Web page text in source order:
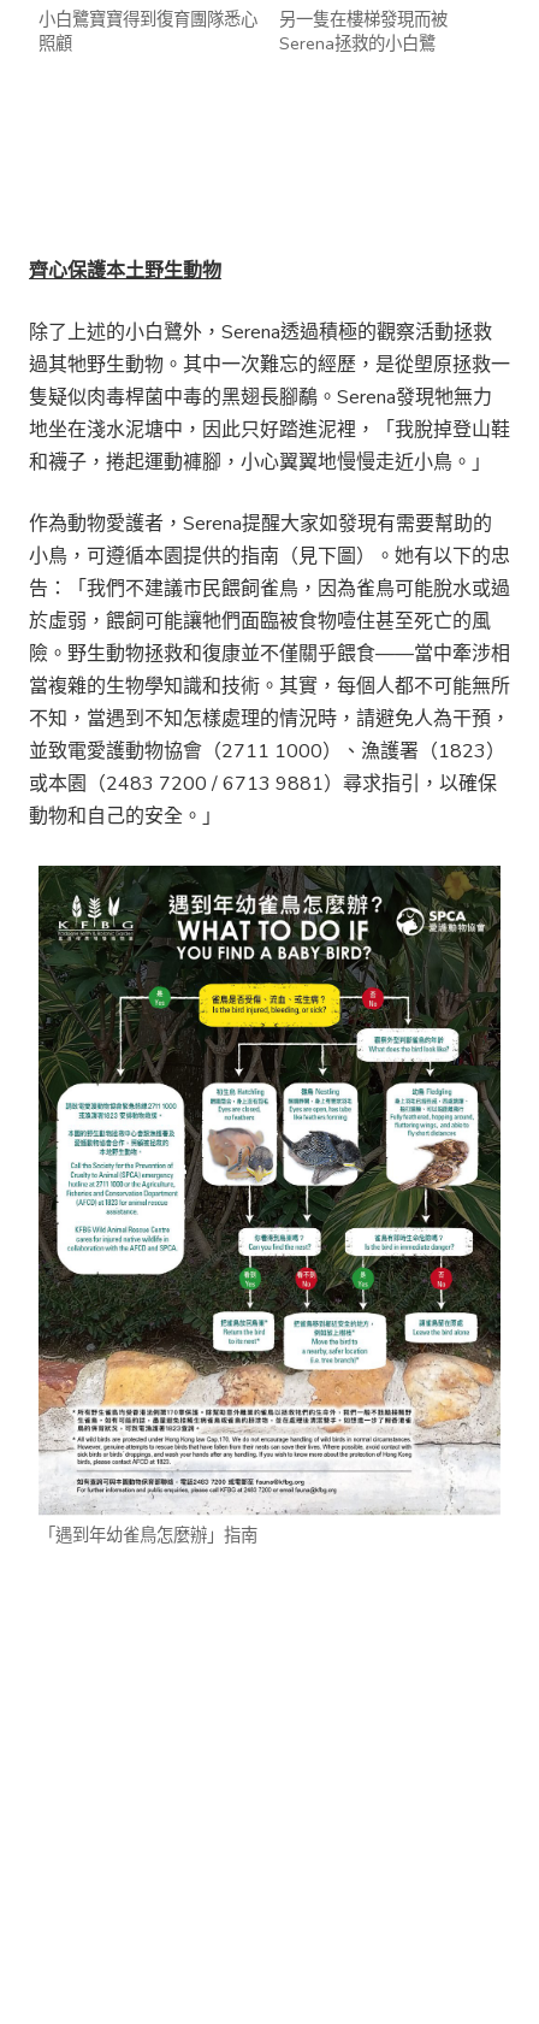
小白鷺寶寶得到復育團隊悉心
照顧
另一隻在樓梯發現而被
Serena拯救的小白鷺
齊心保護本土野生動物
除了上述的小白鷺外，Serena透過積極的觀察活動拯救
過其牠野生動物。其中一次難忘的經歷，是從塱原拯救一
隻疑似肉毒桿菌中毒的黑翅長腳鷸。Serena發現牠無力
地坐在淺水泥塘中，因此只好踏進泥裡，「我脫掉登山鞋
和襪子，捲起運動褲腳，小心翼翼地慢慢走近小鳥。」
作為動物愛護者，Serena提醒大家如發現有需要幫助的
小鳥，可遵循本園提供的指南（見下圖）。她有以下的忠
告：「我們不建議市民餵飼雀鳥，因為雀鳥可能脫水或過
於虛弱，餵飼可能讓牠們面臨被食物噎住甚至死亡的風
險。野生動物拯救和復康並不僅關乎餵食——當中牽涉相
當複雜的生物學知識和技術。其實，每個人都不可能無所
不知，當遇到不知怎樣處理的情況時，請避免人為干預，
並致電愛護動物協會（2711 1000）、漁護署（1823）
或本園（2483 7200 / 6713 9881）尋求指引，以確保
動物和自己的安全。」
「遇到年幼雀鳥怎麼辦」指南